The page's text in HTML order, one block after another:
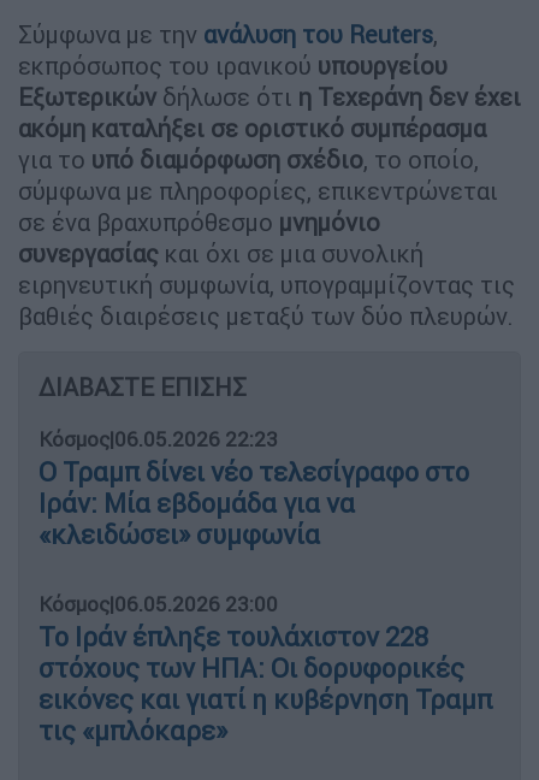
Σύμφωνα με την ανάλυση του Reuters,
εκπρόσωπος του ιρανικού υπουργείου
Εξωτερικών δήλωσε ότι η Τεχεράνη δεν έχει
ακόμη καταλήξει σε οριστικό συμπέρασμα
για το υπό διαμόρφωση σχέδιο, το οποίο,
σύμφωνα με πληροφορίες, επικεντρώνεται
σε ένα βραχυπρόθεσμο μνημόνιο
συνεργασίας και όχι σε μια συνολική
ειρηνευτική συμφωνία, υπογραμμίζοντας τις
βαθιές διαιρέσεις μεταξύ των δύο πλευρών.
ΔΙΑΒΑΣΤΕ ΕΠΙΣΗΣ
Κόσμος|06.05.2026 22:23
Ο Τραμπ δίνει νέο τελεσίγραφο στο
Ιράν: Μία εβδομάδα για να
«κλειδώσει» συμφωνία
Κόσμος|06.05.2026 23:00
Το Ιράν έπληξε τουλάχιστον 228
στόχους των ΗΠΑ: Οι δορυφορικές
εικόνες και γιατί η κυβέρνηση Τραμπ
τις «μπλόκαρε»